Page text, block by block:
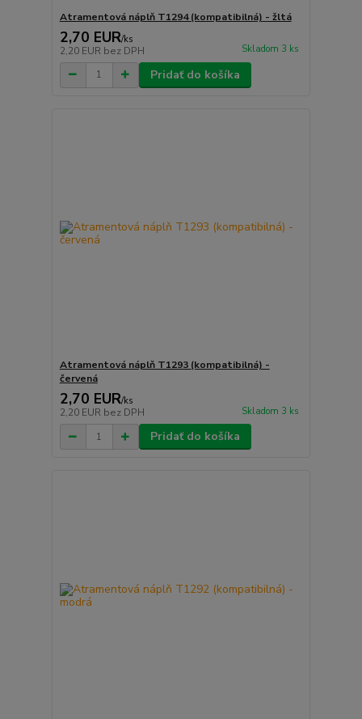
Atramentová náplň T1294 (kompatibilná) - žltá
2,70 EUR/ks
2,20 EUR bez DPH Skladom 3 ks
Pridať do košíka
Atramentová náplň T1293 (kompatibilná) -
červená
2,70 EUR/ks
2,20 EUR bez DPH Skladom 3 ks
Pridať do košíka